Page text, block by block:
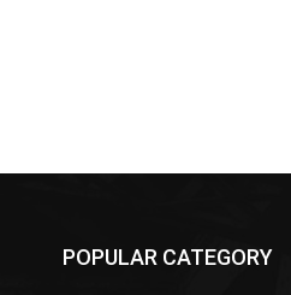
POPULAR CATEGORY